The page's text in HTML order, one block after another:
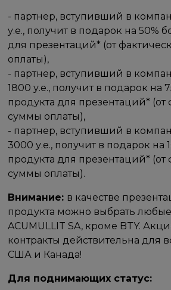
- партнер, вступивший в
у.е., получит в подарок на 50%
для презентаций* (от
оплаты),
- партнер, вступивший в
1800 у.е., получит в подарок на
продукта для презентаций* (от
суммы оплаты),
- партнер, вступивший в
3000 у.е., получит в подарок на
продукта для презентаций* (от
суммы оплаты).
Внимание: в качестве
продукта можно выбрать
ACUMULLIT SA, кроме BTY.
контракты действительна для
США и Канада!
Для поднимающих статус: